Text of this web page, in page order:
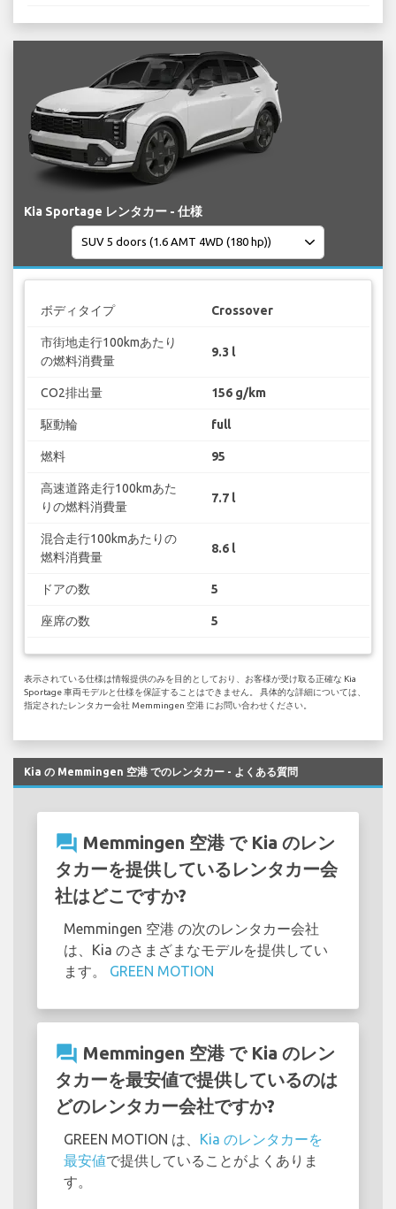
Kia Sportage レンタカー - 仕様
ボディタイプ Crossover
市街地走行100kmあたり
の燃料消費量
9.3 l
CO2排出量 156 g/km
駆動輪 full
燃料 95
高速道路走行100kmあた
りの燃料消費量
7.7 l
混合走行100kmあたりの
燃料消費量
8.6 l
ドアの数 5
座席の数 5
表示されている仕様は情報提供のみを目的としており、お客様が受け取る正確な Kia
Sportage 車両モデルと仕様を保証することはできません。 具体的な詳細については、
指定されたレンタカー会社 Memmingen 空港 にお問い合わせください。
Kia の Memmingen 空港 でのレンタカー - よくある質問
question_answer Memmingen 空港 で Kia のレン
タカーを提供しているレンタカー会
社はどこですか?
Memmingen 空港 の次のレンタカー会社
は、Kia のさまざまなモデルを提供してい
ます。 GREEN MOTION
question_answer Memmingen 空港 で Kia のレン
タカーを最安値で提供しているのは
どのレンタカー会社ですか?
GREEN MOTION は、 Kia のレンタカーを
最安値で提供していることがよくありま
す。